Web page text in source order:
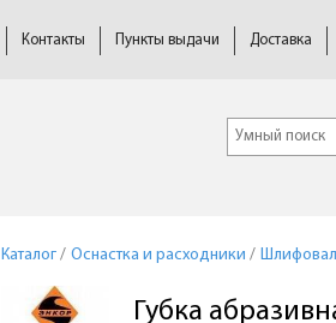
Контакты Пункты выдачи Доставка
Каталог / Оснастка и расходники /
Губка